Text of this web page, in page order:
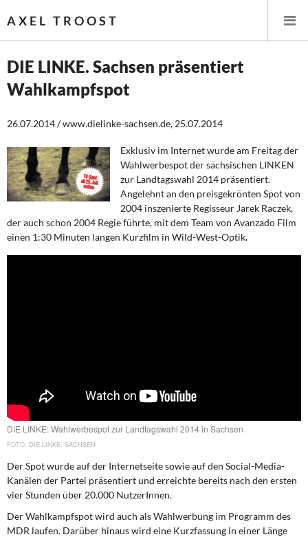
AXEL TROOST
Startseite
Themen
Leitlinien linker Wirtschafts- und Finanzpolitik
Wirtschaftspolitik
Steuer- und Finanzpolitik
Öffentliche Infrastruktur und Daseinsvorsorge
Institut Solidarische Moderne
Rosa-Luxemburg-Stiftung
Über mich
Kontakt
DIE LINKE. Sachsen präsentiert
Wahlkampfspot
26.07.2014 / www.dielinke-sachsen.de, 25.07.2014
Exklusiv im Internet wurde am Freitag der
Wahlwerbespot der sächsischen LINKEN
zur Landtagswahl 2014 präsentiert.
Angelehnt an den preisgekrönten Spot von
2004 inszenierte Regisseur Jarek Raczek,
der auch schon 2004 Regie führte, mit dem Team von Avanzado Film
einen 1:30 Minuten langen Kurzfilm in Wild-West-Optik.
DIE LINKE: Wahlwerbespot zur Landtagswahl 2014 in Sachsen
DIE LINKE. SACHSEN
Der Spot wurde auf der Internetseite sowie auf den Social-Media-
Kanälen der Partei präsentiert und erreichte bereits nach den ersten
vier Stunden über 20.000 NutzerInnen.
Der Wahlkampfspot wird auch als Wahlwerbung im Programm des
MDR laufen. Darüber hinaus wird eine Kurzfassung in einer Länge